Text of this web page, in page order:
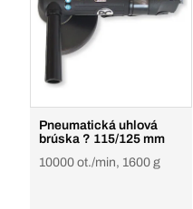
Pneumatická uhlová
brúska ? 115/125 mm
10000 ot./min, 1600 g